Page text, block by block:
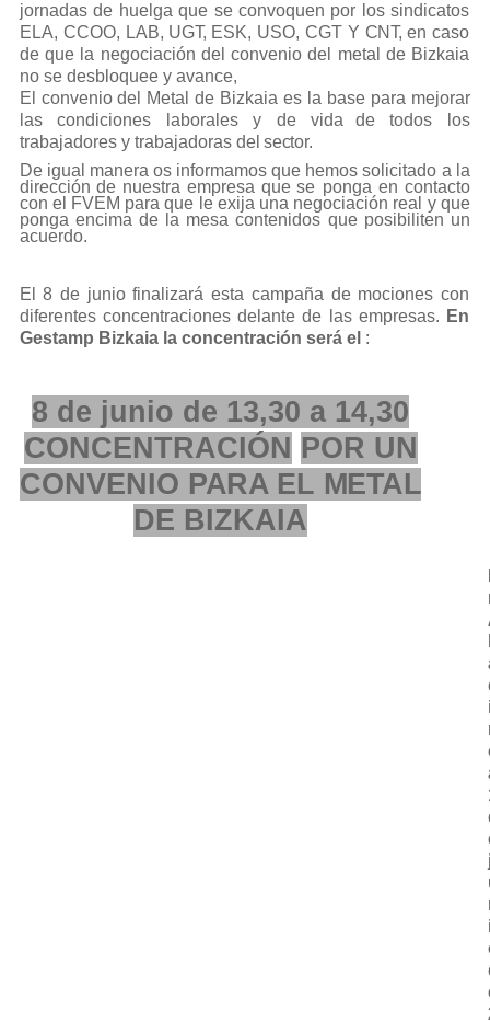
jornadas de huelga que se convoquen por los sindicatos
ELA, CCOO, LAB, UGT, ESK, USO, CGT Y CNT,en caso
de que la negociación del convenio del metal de Bizkaia
no se desbloquee y avance,
El convenio del Metal de Bizkaia es la base para mejorar
las condiciones laborales y de vida
de todos los
trabajadores y trabajadoras del sector.
De igual manera os informamos que hemos solicitado a la
dirección de nuestra empresa que se ponga en contacto
con el FVEM para que le exija una negociación real y que
ponga encima de la mesa contenidos que posibiliten un
acuerdo.
El 8 de junio finalizará esta campaña de mociones con
diferentes concentraciones delante de las empresas. En
Gestamp Bizkaia la concentración será el :
8 de junio de 13,30 a 14,30
CONCENTRACIÓN POR UN
CONVENIO PARA EL METAL
DE BIZKAIA